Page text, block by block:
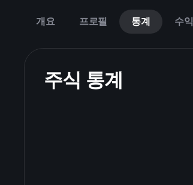
개요 프로필 통계 수익
주식 통계